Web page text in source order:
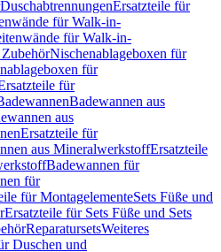
DuschabtrennungenErsatzteile für
für Walk-in-
für Walk-in-
Nischenablageboxen für
für
für
Badewannen aus
aus
Ersatzteile für
aus MineralwerkstoffErsatzteile
Badewannen für
für
für MontagelementeSets Füße und
Ersatzteile für Sets Füße und Sets
ReparatursetsWeiteres
Duschen und